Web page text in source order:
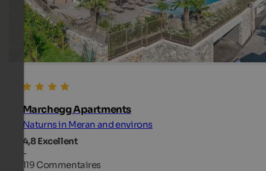
Marchegg Apartments
Naturns in Meran and environs
4,8Excellent
-
119 Commentaires